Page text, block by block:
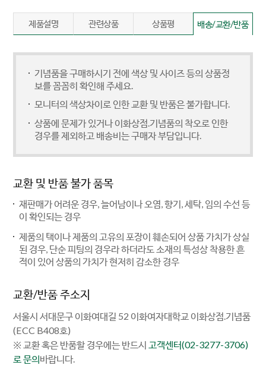
제품설명 관련상품 상품평 배송/교환/반품
기념품을 구매하시기 전에 색상 및 사이즈 등의 상품정
보를 꼼꼼히 확인해 주세요.
모니터의 색상차이로 인한 교환 및 반품은 불가합니다.
상품에 문제가 있거나 이화상점.기념품의 착오로 인한
경우를 제외하고 배송비는 구매자 부담입니다.
교환 및 반품 불가 품목
재판매가 어려운 경우, 늘어남이나 오염, 향기, 세탁, 임의 수선 등
이 확인되는 경우
제품의 택이나 제품의 고유의 포장이 훼손되어 상품 가치가 상실
된 경우, 단순 피팅의 경우라 하더라도 소재의 특성상 착용한 흔
적이 있어 상품의 가치가 현저히 감소한 경우
교환/반품 주소지
서울시 서대문구 이화여대길 52 이화여자대학교 이화상점.기념품
(ECC B408호)
※ 교환 혹은 반품할 경우에는 반드시 고객센터(02-3277-3706)
로 문의바랍니다.